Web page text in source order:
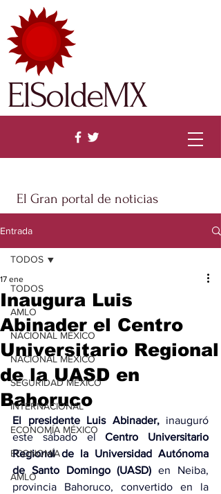
El Gran portal de noticias
ElSoldeMX
Entrada
TODOS
AMLO
NACIONAL MÉXICO
NACIONAL MÉXICO
SEGURIDAD MÉXICO
INTERNACIONAL
ECONOMÍA MÉXICO
ECONOMÍA
AMLO
TODOS
Inaugura Luis
Abinader el Centro
Universitario Regional
de la UASD en
Bahoruco
17 ene
El presidente Luis Abinader, inauguró
este sábado el Centro Universitario
Regional de la Universidad Autónoma
de Santo Domingo (UASD) en Neiba,